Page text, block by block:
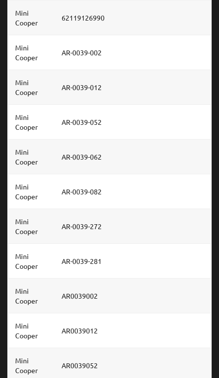
Mini
Cooper
62119126990
Mini
Cooper
AR-0039-002
Mini
Cooper
AR-0039-012
Mini
Cooper
AR-0039-052
Mini
Cooper
AR-0039-062
Mini
Cooper
AR-0039-082
Mini
Cooper
AR-0039-272
Mini
Cooper
AR-0039-281
Mini
Cooper
AR0039002
Mini
Cooper
AR0039012
Mini
Cooper
AR0039052